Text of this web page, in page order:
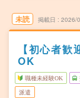
未読 掲載日 2026/
【初心者
OK
職種未経験OK
派遣